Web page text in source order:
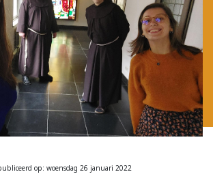
op: woensdag 26 januari 2022